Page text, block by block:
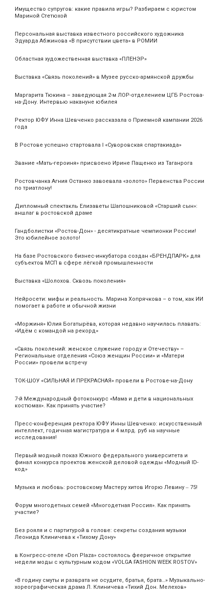
Имущество супругов: какие правила игры? Разбираем с юристом
Мариной Стетюхой
Персональная выставка известного российского художника
Эдуарда Абжинова «В присутствии цвета» в РОМИИ
Областная художественная выставка «ПЛЕНЭР»
Выставка «Связь поколений» в Музее русско-армянской дружбы
Маргарита Тюкина – заведующая 2-м ЛОР-отделением ЦГБ Ростова-
на-Дону. Интервью накануне юбилея
Ректор ЮФУ Инна Шевченко рассказала о Приемной кампании 2026
года
В Ростове успешно стартовала I «Суворовская спартакиада»
Звание «Мать‑героиня» присвоено Ирине Пащенко из Таганрога
Ростовчанка Агния Останко завоевала «золото» Первенства России
по триатлону!
Дипломный спектакль Елизаветы Шапошниковой «Старший сын»:
аншлаг в ростовской драме
Гандболистки «Ростов-Дон» - десятикратные чемпионки России!
Это юбилейное золото!
На базе Ростовского бизнес-инкубатора создан «БРЕНДПАРК» для
субъектов МСП в сфере лёгкой промышленности
Выставка «Шолохов. Сквозь поколения»
Нейросети: мифы и реальность. Марина Хопрячкова – о том, как ИИ
помогает в работе и обычной жизни
«Моржиня» Юлия Богатырёва, которая недавно научилась плавать:
«Идём с командой на рекорд»
«Связь поколений: женское служение городу и Отечеству» –
Региональные отделения «Союз женщин России» и «Матери
России» провели встречу
ТОК-ШОУ «СИЛЬНАЯ И ПРЕКРАСНАЯ» провели в Ростове-на-Дону
7-й Международный фотоконкурс «Мама и дети в национальных
костюмах». Как принять участие?
Пресс-конференция ректора ЮФУ Инны Шевченко: искусственный
интеллект, годичная магистратура и 4 млрд. руб на научные
исследования!
Первый модный показ Южного федерального университета и
финал конкурса проектов женской деловой одежды «Модный ID-
код»
Музыка и любовь: ростовскому Мастеру хитов Игорю Левину ‒ 75!
Форум многодетных семей «Многодетная Россия». Как принять
участие?
Без рояля и с партитурой в голове: секреты создания музыки
Леонида Клиничева к «Тихому Дону»
в Конгресс-отеле «Don Plaza» состоялось фееричное открытие
недели моды с культурным кодом «VOLGA FASHION WEEK ROSTOV»
«В годину смуты и разврата не осудите, братья, брата…» Музыкально-
хореографическая драма Л. Клиничева «Тихий Дон. Мелехов»